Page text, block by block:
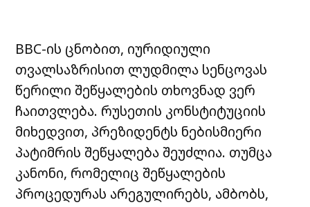
BBC-ის ცნობით, იურიდიული
თვალსაზრისით ლუდმილა სენცოვას
წერილი შეწყალების თხოვნად ვერ
ჩაითვლება. რუსეთის კონსტიტუციის
მიხედვით, პრეზიდენტს ნებისმიერი
პატიმრის შეწყალება შეუძლია. თუმცა
კანონი, რომელიც შეწყალების
პროცედურას არეგულირებს, ამბობს,